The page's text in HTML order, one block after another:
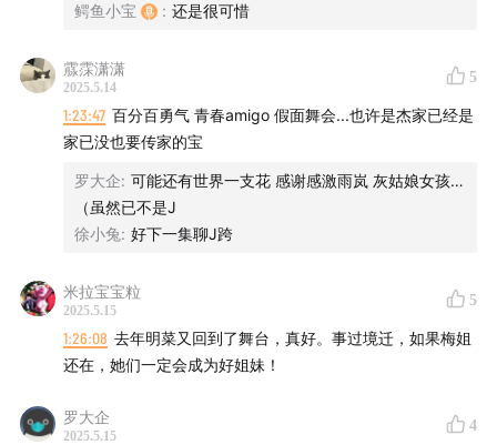
本期也是梅姐的热歌精选，个人代表作、影视金曲、经典
情歌、热门快歌、动漫主题曲……
一起聆听一代天后的精彩演绎！
鳄鱼小宝 : 还是很可惜
霡霂潇潇
2025.5.14
5
1:23:47 百分百勇气 青春amigo 假面舞会...也许是杰家已经是
家已没也要传家的宝
罗大企: 可能还有世界一支花 感谢感激雨岚 灰姑娘女孩…
（虽然已不是J
徐小兔: 好下一集聊J跨
米拉宝宝粒
2025.5.15
5
1:26:08 去年明菜又回到了舞台，真好。事过境迁，如果梅姐
还在，她们一定会成为好姐妹！
罗大企
2025.5.15
4